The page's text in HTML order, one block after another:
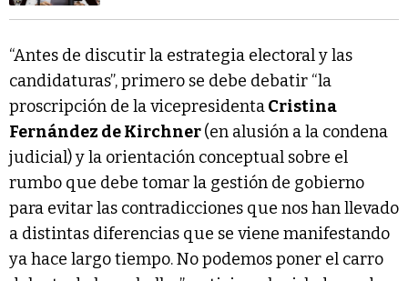
“Antes de discutir la estrategia electoral y las
candidaturas”, primero se debe debatir “la
proscripción de la vicepresidentaCristina
Fernández de Kirchner(en alusión a la condena
judicial) y la orientación conceptual sobre el
rumbo que debe tomar la gestión de gobierno
para evitar las contradicciones que nos han llevado
a distintas diferencias que se viene manifestando
ya hace largo tiempo. No podemos poner el carro